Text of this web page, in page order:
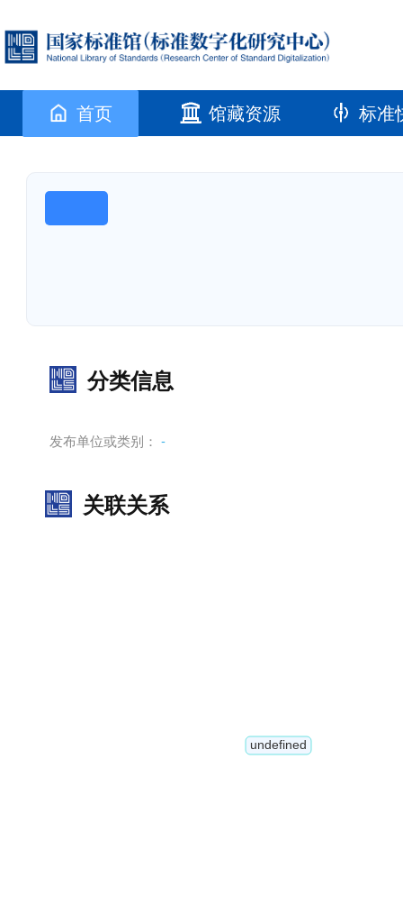
首页 馆藏资源 标准
分类信息
发布单位或类别： -
关联关系